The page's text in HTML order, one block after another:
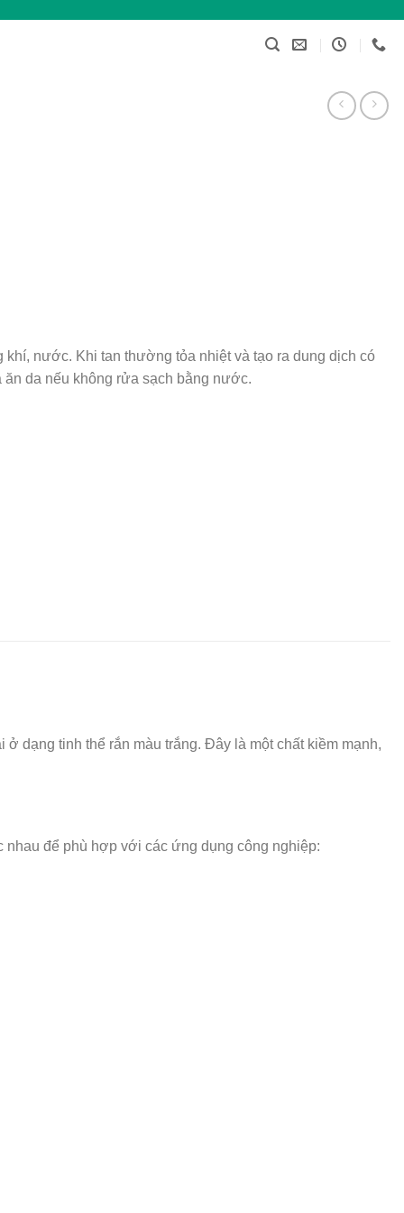
khí, nước. Khi tan thường tỏa nhiệt và tạo ra dung dịch có
da nếu không rửa sạch bằng nước.
dạng tinh thể rắn màu trắng. Đây là một chất kiềm mạnh,
để phù hợp với các ứng dụng công nghiệp: